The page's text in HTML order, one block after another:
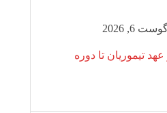
6, 2026
فاخر از عهد تیموریان تا دوره